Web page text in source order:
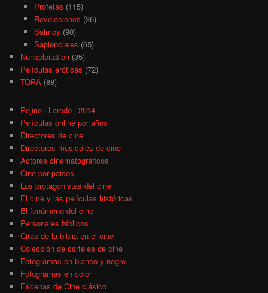
Profetas (115)
Revelaciones (36)
Salmos (90)
Sapienciales (65)
Nunsploitation (35)
Películas eróticas (72)
TORÁ (88)
Pejino | Laredo | 2014
Películas online por años
Directores de cine
Directores musicales de cine
Actores cinematográficos
Cine por paises
Los protagonistas del cine
El cine y las películas históricas
El fenómeno del cine
Personajes bíblicos
Citas de la biblia en el cine
Colección de carteles de cine
Fotogramas en blanco y negro
Fotogramas en color
Escenas de Cine clásico